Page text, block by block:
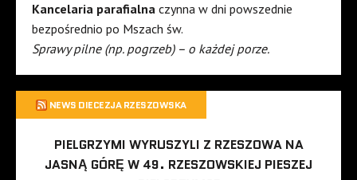
Kancelaria parafialna czynna w dni powszednie
bezpośrednio po Mszach św.
Sprawy pilne (np. pogrzeb) – o każdej porze.
NEWS DIECEZJA RZESZOWSKA
PIELGRZYMI WYRUSZYLI Z RZESZOWA NA
JASNĄ GÓRĘ W 49. RZESZOWSKIEJ PIESZEJ